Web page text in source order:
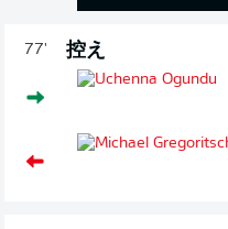
77' 控え